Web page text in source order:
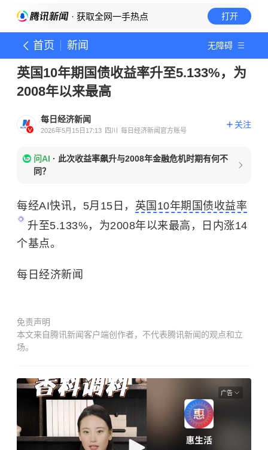
· 获取全网一手热点 打开
首页 新闻 无障碍
英国10年期国债收益率升至5.133%，为
2008年以来最高
每日经济新闻
2026年5月15日17:13 四川 每日经济新闻官方账号
关注
问AI · 此次收益率飙升与2008年金融危机时期有何不
同？
每经AI快讯，5月15日， 英国10年期国债收益率
升至5.133%，为2008年以来最高，日内涨14
个基点。
每日经济新闻
免责声明
本文来自腾讯新闻客户端创作者，不代表腾讯新闻的观点和立
场。
广告